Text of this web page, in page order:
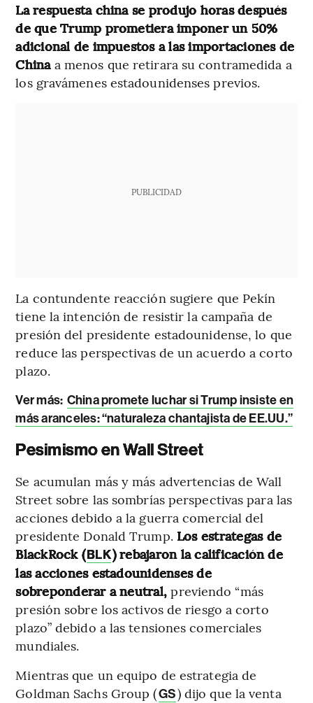
La respuesta china se produjo horas después
de que Trump prometiera imponer un 50%
adicional de impuestos a las importaciones de
China a menos que retirara su contramedida a
los gravámenes estadounidenses previos.
PUBLICIDAD
La contundente reacción sugiere que Pekín
tiene la intención de resistir la campaña de
presión del presidente estadounidense, lo que
reduce las perspectivas de un acuerdo a corto
plazo.
Ver más: China promete luchar si Trump insiste en
más aranceles: “naturaleza chantajista de EE.UU.”
Pesimismo en Wall Street
Se acumulan más y más advertencias de Wall
Street sobre las sombrías perspectivas para las
acciones debido a la guerra comercial del
presidente Donald Trump. Los estrategas de
BlackRock (BLK) rebajaron la calificación de
las acciones estadounidenses de
sobreponderar a neutral,previendo “más
presión sobre los activos de riesgo a corto
plazo” debido a las tensiones comerciales
mundiales.
Mientras que un equipo de estrategia de
Goldman Sachs Group (GS) dijo que la venta